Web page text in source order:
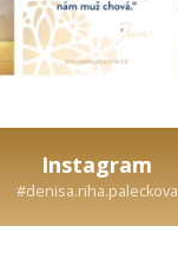
Instagram
#denisa.riha.paleckova